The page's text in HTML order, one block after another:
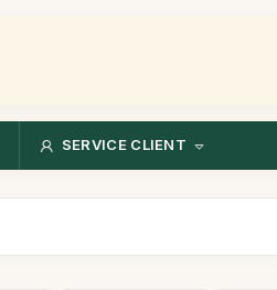
SERVICE CLIENT